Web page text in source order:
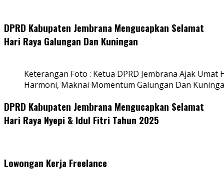
DPRD Kabupaten Jembrana Mengucapkan Selamat
Hari Raya Galungan Dan Kuningan
Keterangan Foto : Ketua DPRD Jembrana Ajak
Harmoni, Maknai Momentum Galungan Dan
DPRD Kabupaten Jembrana Mengucapkan Selamat
Hari Raya Nyepi & Idul Fitri Tahun 2025
Lowongan Kerja Freelance